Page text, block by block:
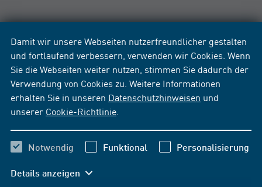
Damit wir unsere Webseiten nutzerfreundlicher gestalten
und fortlaufend verbessern, verwenden wir Cookies. Wenn
Sie die Webseiten weiter nutzen, stimmen Sie dadurch der
Verwendung von Cookies zu. Weitere Informationen
erhalten Sie in unseren Datenschutzhinweisen und
unserer Cookie-Richtlinie
Notwendig Funktional Personalisierung
Details anzeigen